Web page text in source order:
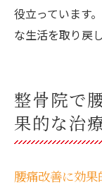
役立っています
な生活を取り戻
整骨院で
果的な治
腰痛改善に効